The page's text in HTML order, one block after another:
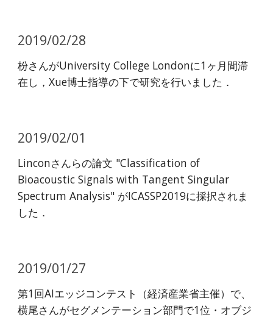
2019/02/28
枌さんがUniversity College Londonに1ヶ月間滞
在し，Xue博士指導の下で研究を行いました．
2019/02/01
Linconさんらの論文 "Classification of
Bioacoustic Signals with Tangent Singular
Spectrum Analysis" がICASSP2019に採択されま
した．
2019/01/27
第1回AIエッジコンテスト（経済産業省主催）で、
横尾さんがセグメンテーション部門で1位・オブジ